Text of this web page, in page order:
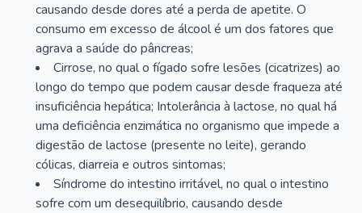
causando desde dores até a perda de apetite. O
consumo em excesso de álcool é um dos fatores que
agrava a saúde do pâncreas;
Cirrose, no qual o fígado sofre lesões (cicatrizes) ao
longo do tempo que podem causar desde fraqueza até
insuficiência hepática; Intolerância à lactose, no qual há
uma deficiência enzimática no organismo que impede a
digestão de lactose (presente no leite), gerando
cólicas, diarreia e outros sintomas;
Síndrome do intestino irritável, no qual o intestino
sofre com um desequilíbrio, causando desde